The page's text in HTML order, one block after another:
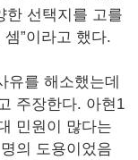
한 선택지를 고를
”이라고 했다.
유를 해소했는데
주장한다. 아현1
민원이 많다는
의 도용이었음